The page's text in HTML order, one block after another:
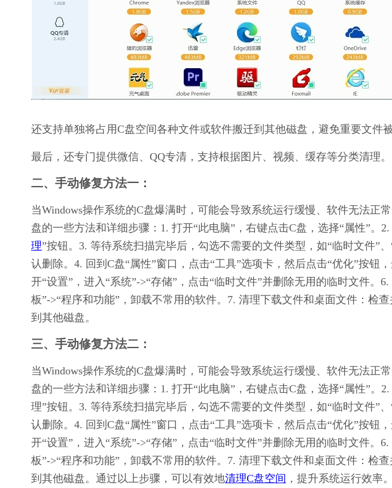
还支持单独将占用C盘空间各种文件或软件搬迁到其他磁盘，避免重要文件被
最后，还专门提供微信、QQ专清，支持根据图片、视频、缓存等分类清理。
二、手动修复方法一：
当Windows操作系统的C盘爆满时，可能会导致系统运行缓慢、软件无法正
盘的一些方法和详细步骤：1. 打开“此电脑”，右键点击C盘，选择“属性”。
理”按钮。3. 等待系统扫描完毕后，勾选不需要的文件类型，如“临时文件”
认删除。4. 回到C盘“属性”窗口，点击“工具”选项卡，然后点击“优化”按钮
开“设置”，进入“系统”->“存储”，点击“临时文件”并删除无用的临时文件。
板”->“程序和功能”，卸载不常用的软件。7. 清理下载文件和桌面文件：检
到其他磁盘。
三、手动修复方法二：
当Windows操作系统的C盘爆满时，可能会导致系统运行缓慢、软件无法正
盘的一些方法和详细步骤：1. 打开“此电脑”，右键点击C盘，选择“属性”。
理”按钮。3. 等待系统扫描完毕后，勾选不需要的文件类型，如“临时文件”
认删除。4. 回到C盘“属性”窗口，点击“工具”选项卡，然后点击“优化”按钮
开“设置”，进入“系统”->“存储”，点击“临时文件”并删除无用的临时文件。
板”->“程序和功能”，卸载不常用的软件。7. 清理下载文件和桌面文件：检
到其他磁盘。通过以上步骤，可以有效地清理C盘空间 ，提升系统运行效率。